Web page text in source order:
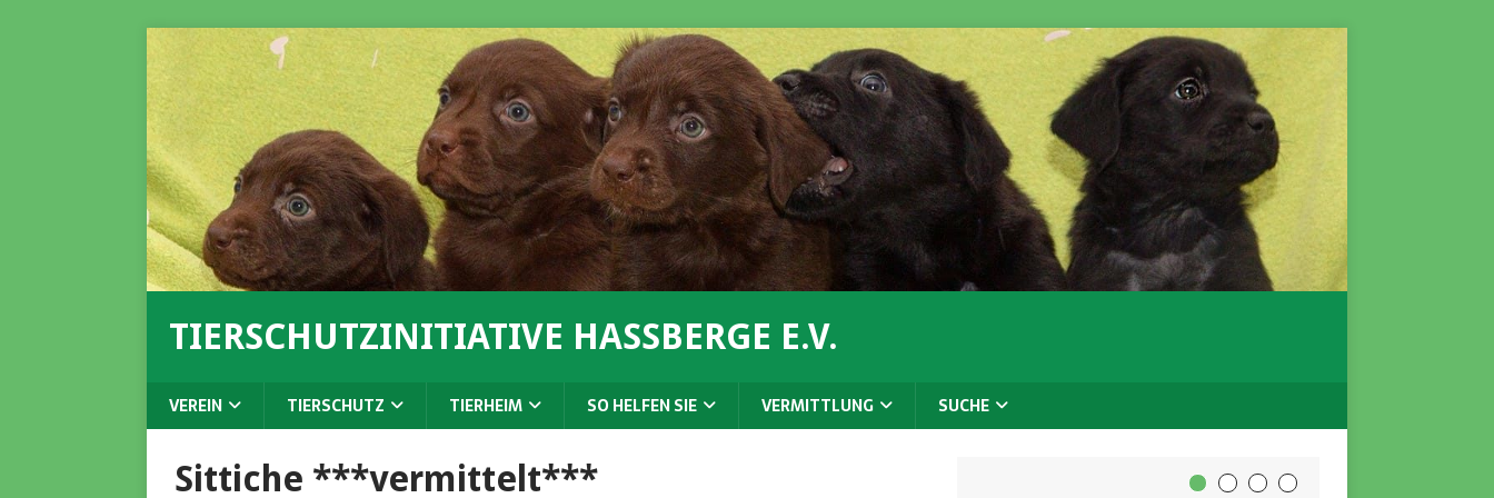
TIERSCHUTZINITIATIVE HASSBERGE E.V.
VEREIN TIERSCHUTZ TIERHEIM SO HELFEN SIE VERMITTLUNG SUCHE
Sittiche ***vermittelt***